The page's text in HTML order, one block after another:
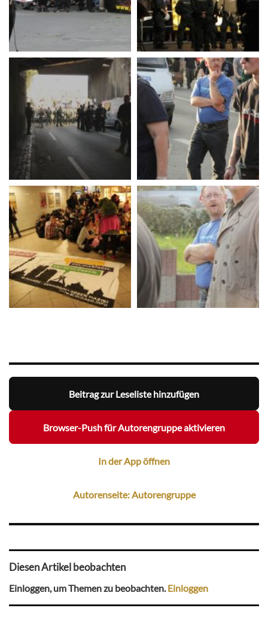
Beitrag zur Leseliste hinzufügen
Browser-Push für Autorengruppe aktivieren
In der App öffnen
Autorenseite: Autorengruppe
Diesen Artikel beobachten
Einloggen, um Themen zu beobachten.Einloggen